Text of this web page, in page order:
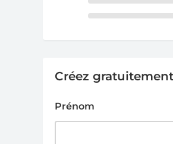
Créez
Prénom